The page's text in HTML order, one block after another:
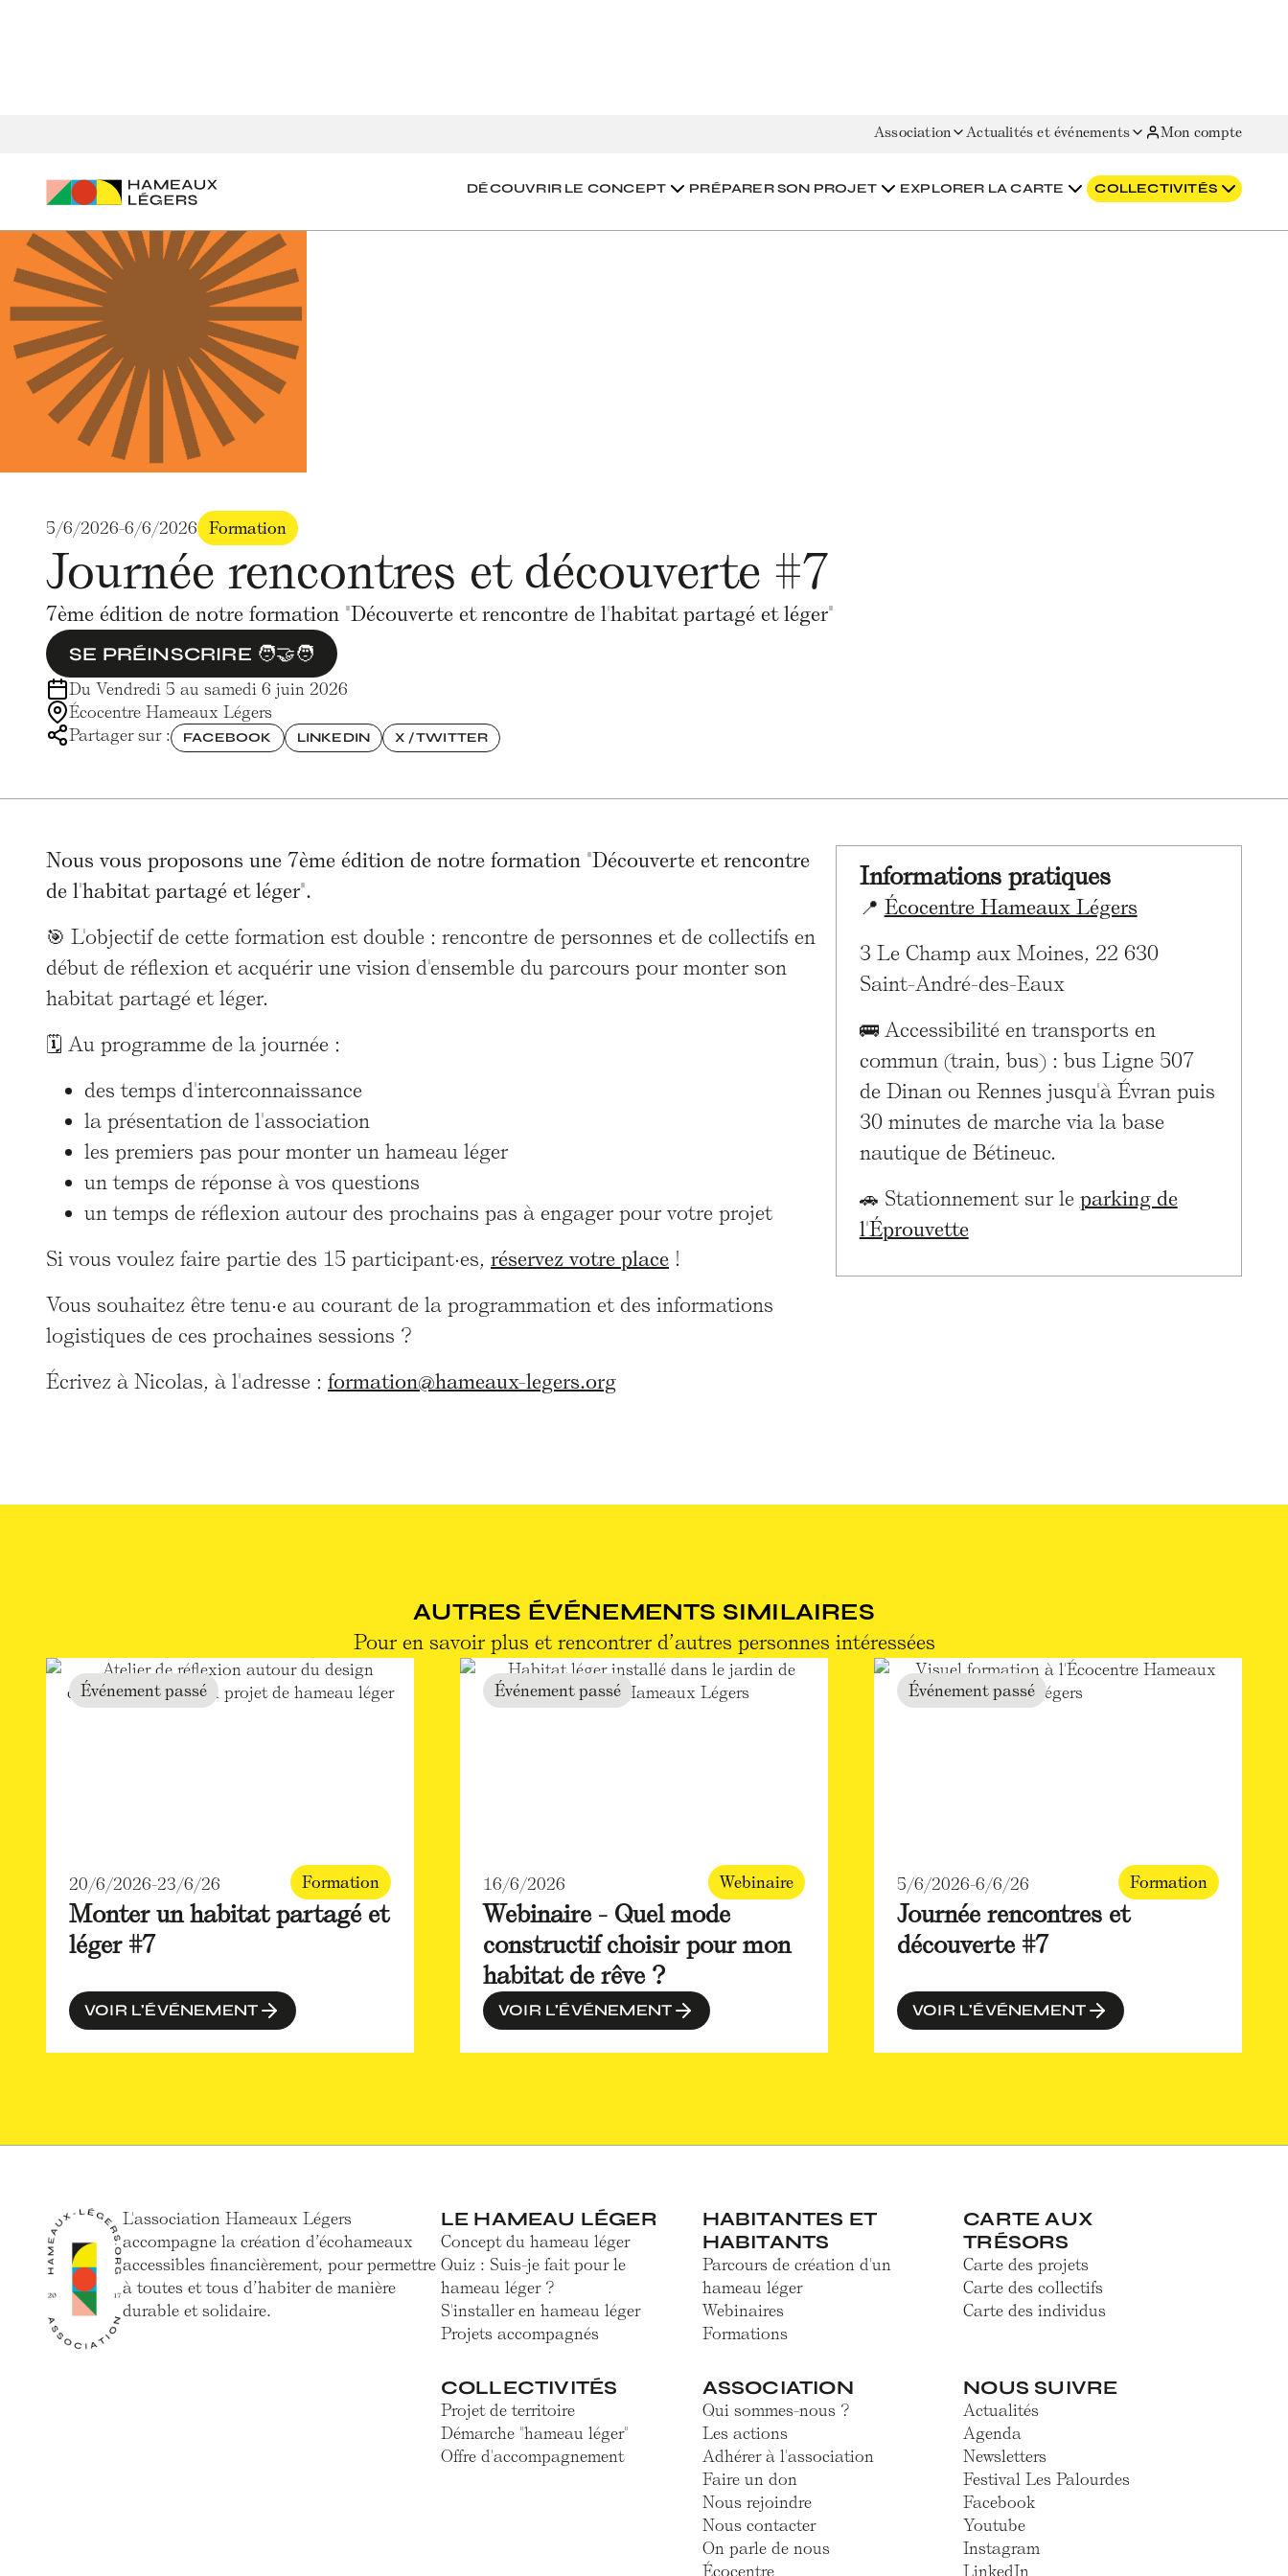
Association Actualités et événements Mon compte
DÉCOUVRIR LE CONCEPT PRÉPARER SON PROJET EXPLORER LA CARTE COLLECTIVITÉS
5/6/2026-6/6/2026 Formation
Journée rencontres et découverte #7
7ème édition de notre formation "Découverte et rencontre de l'habitat partagé et léger"
SE PRÉINSCRIRE 🧑‍🤝‍🧑
Du Vendredi 5 au samedi 6 juin 2026
Écocentre Hameaux Légers
Partager sur :
FACEBOOK LINKEDIN X / TWITTER
Nous vous proposons une 7ème édition de notre formation "Découverte et rencontre
de l'habitat partagé et léger".
🎯 L'objectif de cette formation est double : rencontre de personnes et de collectifs en
début de réflexion et acquérir une vision d'ensemble du parcours pour monter son
habitat partagé et léger.
🗓️ Au programme de la journée :
des temps d'interconnaissance
la présentation de l'association
les premiers pas pour monter un hameau léger
un temps de réponse à vos questions
un temps de réflexion autour des prochains pas à engager pour votre projet
Si vous voulez faire partie des 15 participant·es, réservez votre place !
Vous souhaitez être tenu·e au courant de la programmation et des informations
logistiques de ces prochaines sessions ?
Écrivez à Nicolas, à l'adresse : formation@hameaux-legers.org
Informations pratiques
📍 Écocentre Hameaux Légers
3 Le Champ aux Moines, 22 630
Saint-André-des-Eaux
🚌 Accessibilité en transports en
commun (train, bus) : bus Ligne 507
de Dinan ou Rennes jusqu'à Évran puis
30 minutes de marche via la base
nautique de Bétineuc.
🚗 Stationnement sur le parking de
l'Éprouvette
AUTRES ÉVÉNEMENTS SIMILAIRES
Pour en savoir plus et rencontrer d’autres personnes intéressées
Événement passé
20/6/2026-23/6/26 Formation
Monter un habitat partagé et
léger #7
VOIR L'ÉVÉNEMENT
Événement passé
16/6/2026 Webinaire
Webinaire - Quel mode
constructif choisir pour mon
habitat de rêve ?
VOIR L'ÉVÉNEMENT
Événement passé
5/6/2026-6/6/26 Formation
Journée rencontres et
découverte #7
VOIR L'ÉVÉNEMENT
L'association Hameaux Légers
accompagne la création d’écohameaux
accessibles financièrement, pour permettre
à toutes et tous d’habiter de manière
durable et solidaire.
LE HAMEAU LÉGER
Concept du hameau léger
Quiz : Suis-je fait pour le
hameau léger ?
S'installer en hameau léger
Projets accompagnés
HABITANTES ET
HABITANTS
Parcours de création d'un
hameau léger
Webinaires
Formations
CARTE AUX
TRÉSORS
Carte des projets
Carte des collectifs
Carte des individus
COLLECTIVITÉS
Projet de territoire
Démarche "hameau léger"
Offre d'accompagnement
ASSOCIATION
Qui sommes-nous ?
Les actions
Adhérer à l'association
Faire un don
Nous rejoindre
Nous contacter
On parle de nous
Écocentre
NOUS SUIVRE
Actualités
Agenda
Newsletters
Festival Les Palourdes
Facebook
Youtube
Instagram
LinkedIn